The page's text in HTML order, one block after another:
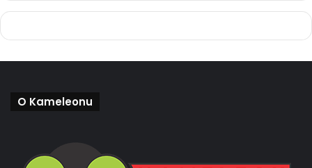
O Kameleonu